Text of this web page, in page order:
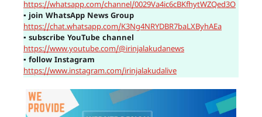
https://whatsapp.com/channel/0029Va4ic6cBKfhytWZQed3O
▪join WhatsApp News Group
https://chat.whatsapp.com/K3Ng4NRYDBR7baLXByhAEa
▪ subscribe YouTube channel
https://www.youtube.com/@irinjalakudanews
▪ follow Instagram
https://www.instagram.com/irinjalakudalive